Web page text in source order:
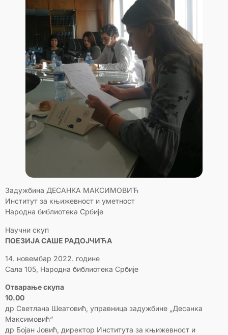
Задужбина ДЕСАНКА МАКСИМОВИЋ
Институт за књижевност и уметност
Народна библиотека Србије
Научни скуп
ПОЕЗИЈА САШЕ РАДОЈЧИЋА
14. новембар 2022. године
Сала 105, Народна библиотека Србије
Отварање скупа
10.00
др Светлана Шеатовић, управница задужбине „Десанка
Максимовић“
др Бојан Јовић, директор Института за књижевност и